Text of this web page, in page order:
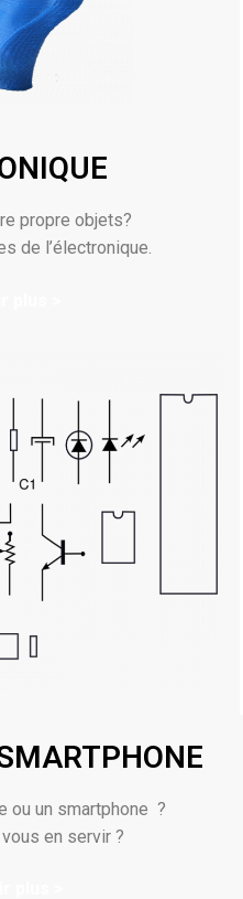
propre objets?
de l’électronique.
ou un smartphone ?
en servir ?